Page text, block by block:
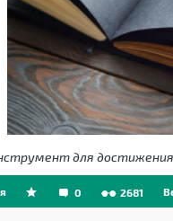
для достижения
0 2681